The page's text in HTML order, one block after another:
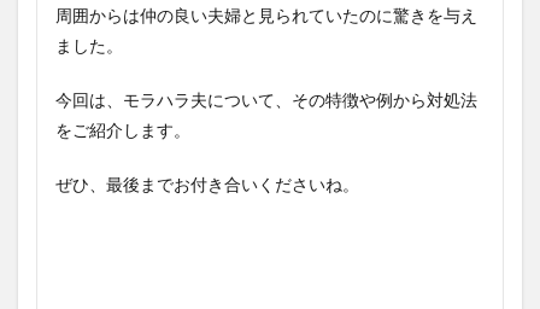
周囲からは仲の良い夫婦と見られていたのに驚きを与え
ました。
今回は、モラハラ夫について、その特徴や例から対処法
をご紹介します。
ぜひ、最後までお付き合いくださいね。